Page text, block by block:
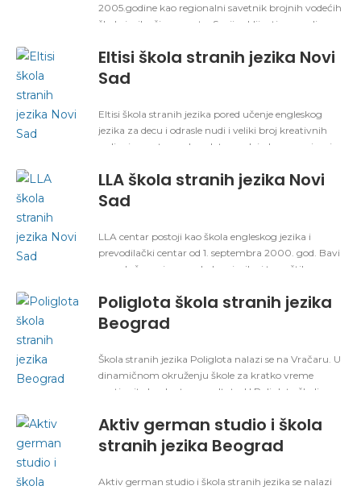
2005.godine kao regionalni savetnik brojnih vodećih
škola jezika širom sveta. Svojim klijentima nudi
nedelju dana, do najviše godinu dana, uz obezbeđen
smeštaj tokom trajanja kursa. Škole jezika nalaze se
Eltisi škola stranih jezika Novi
Sad
Eltisi škola stranih jezika pored učenje engleskog
jezika za decu i odrasle nudi i veliki broj kreativnih
radionica na temu: besplatan onlajn kurs za pisanje
ali se takođe bavi i pripremom polaznika za
polaganje ispita za sticanje međunarodne diplome.
LLA škola stranih jezika Novi
Sad
LLA centar postoji kao škola engleskog jezika i
prevodilački centar od 1. septembra 2000. god. Bavi
se podučavanjem engleskog jezika i to opštih
srednjoškolce i odrasle), ali i specijalizovanih (ESP),
poput poslovnih i kurseva za pripremu polaganja
međunarodno priznatih ispita.
Poliglota škola stranih jezika
Beograd
Škola stranih jezika Poliglota nalazi se na Vračaru. U
dinamičnom okruženju škole za kratko vreme
postignite konkretne rezultate. U Poliglota školi
diplomiranih filologa, koji imaju bogato iskustvo iz
oblasti kojom se bave.
Aktiv german studio i škola
stranih jezika Beograd
Aktiv german studio i škola stranih jezika se nalazi